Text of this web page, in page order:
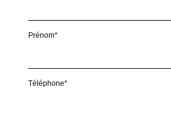
Prénom*
Téléphone*